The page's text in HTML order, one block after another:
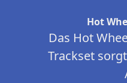
Hot
Das Hot
Trackset